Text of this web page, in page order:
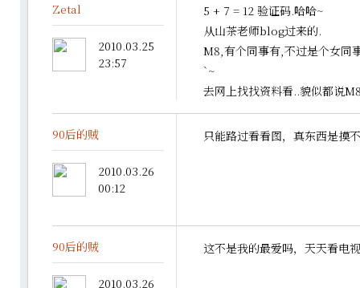
5 + 7 = 12 验证码.哈哈~
从山茶老师blog过来的.
M8,有个同事有,不过是个女同
`~
去网上找找资料看..貌似都说
Zetal
2010.03.25
23:57
只能路过看看图，真东西是摸
90后的贼
2010.03.26
00:12
这不是我的最爱吗，天天看电
90后的贼
2010.03.26